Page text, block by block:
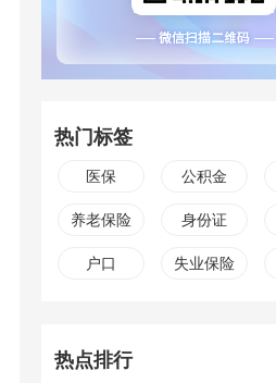
热门标签
医保 公积金
养老保险 身份证
户口 失业保险
热点排行